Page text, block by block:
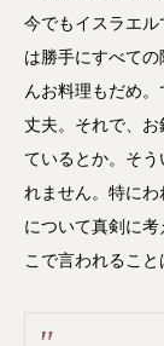
今でもイスラエ
は勝手にすべて
んお料理もだめ
丈夫。それで、
ているとか。そ
れません。特にわ
について真剣に
こで言われること